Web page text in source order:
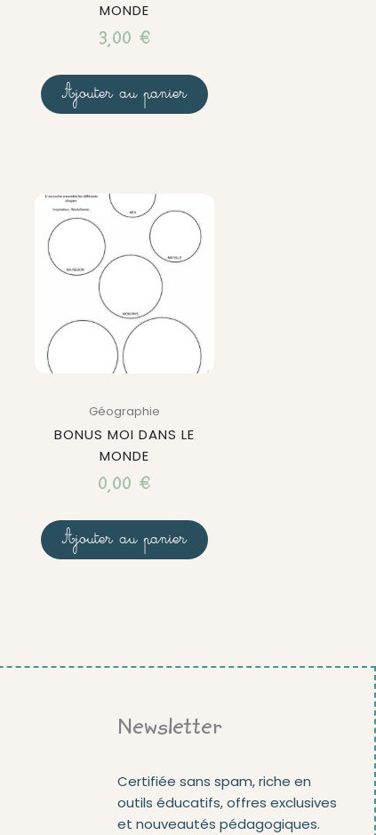
MONDE
3,00 €
Ajouter au panier
Géographie
BONUS MOI DANS LE
MONDE
0,00 €
Ajouter au panier
Newsletter
Certifiée sans spam, riche en
outils éducatifs, offres exclusives
et nouveautés pédagogiques.